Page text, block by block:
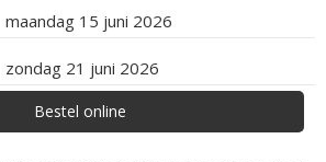
maandag 15 juni 2026
zondag 21 juni 2026
Bestel online